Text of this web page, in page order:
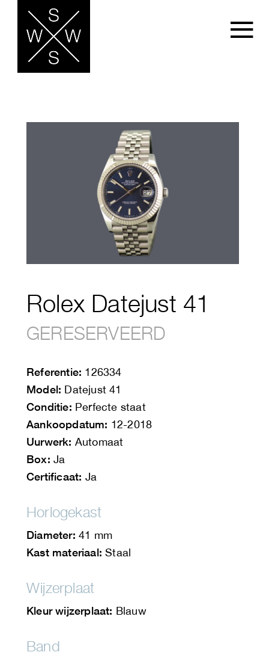
Rolex Datejust 41
GERESERVEERD
Referentie: 126334
Model: Datejust 41
Conditie: Perfecte staat
Aankoopdatum: 12-2018
Uurwerk: Automaat
Box: Ja
Certificaat: Ja
Horlogekast
Diameter: 41 mm
Kast materiaal: Staal
Wijzerplaat
Kleur wijzerplaat: Blauw
Band